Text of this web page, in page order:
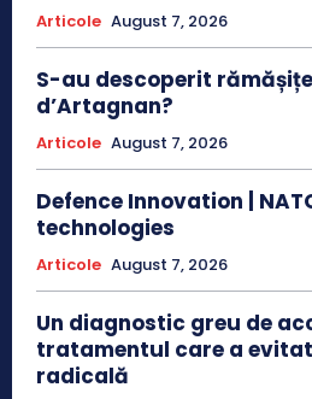
Articole August 7, 2026
S-au descoperit
d’Artagnan?
Articole August 7, 2026
Defence Innovation |
technologies
Articole August 7, 2026
Un diagnostic greu de
tratamentul care a
radicală